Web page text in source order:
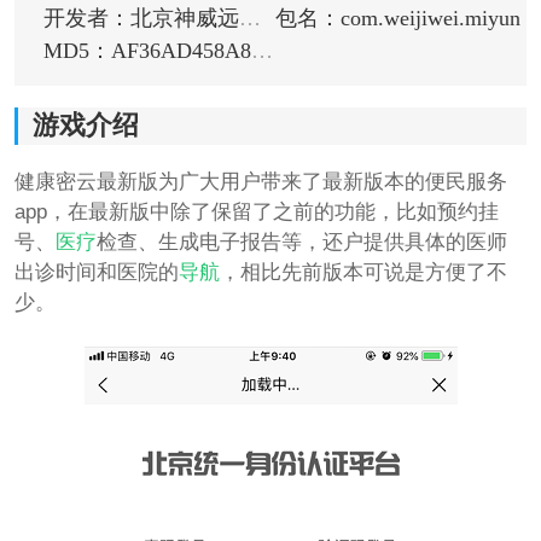
开发者：北京神威远通科技有限公司
包名：com.weijiwei.miyun
MD5：AF36AD458A81B1127ABF71F0A4DC35FE
游戏介绍
健康密云最新版为广大用户带来了最新版本的便民服务
app，在最新版中除了保留了之前的功能，比如预约挂
号、
医疗检查、生成电子报告等，还户提供具体的医师
出诊时间和医院的导航，相比先前版本可说是方便了不
少。